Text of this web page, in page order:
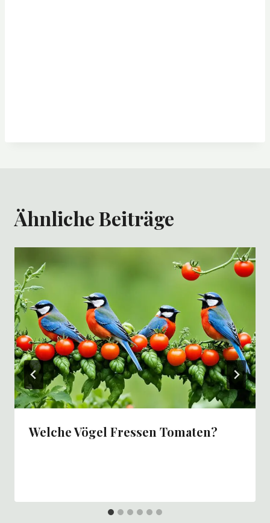
Ähnliche Beiträge
Welche Vögel Fressen Tomaten?